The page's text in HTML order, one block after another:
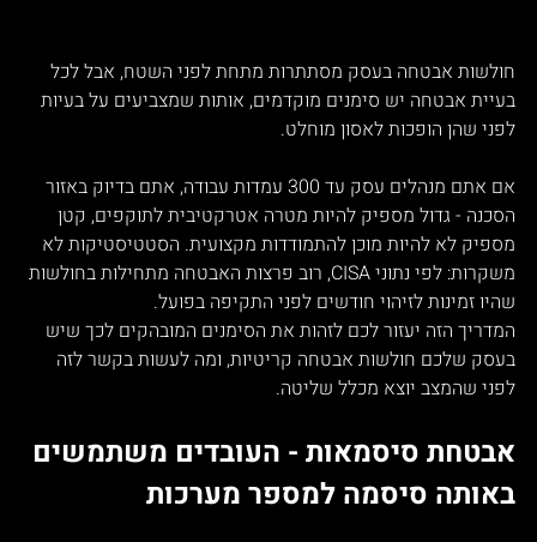
חולשות אבטחה בעסק מסתתרות מתחת לפני השטח, אבל לכל
בעיית אבטחה יש סימנים מוקדמים, אותות שמצביעים על בעיות
לפני שהן הופכות לאסון מוחלט.
אם אתם מנהלים עסק עד 300 עמדות עבודה, אתם בדיוק באזור
הסכנה - גדול מספיק להיות מטרה אטרקטיבית לתוקפים, קטן
מספיק לא להיות מוכן להתמודדות מקצועית. הסטטיסטיקות לא
משקרות: לפי נתוני CISA, רוב פרצות האבטחה מתחילות בחולשות
שהיו זמינות לזיהוי חודשים לפני התקיפה בפועל.
המדריך הזה יעזור לכם לזהות את הסימנים המובהקים לכך שיש
בעסק שלכם חולשות אבטחה קריטיות, ומה לעשות בקשר לזה
לפני שהמצב יוצא מכלל שליטה.
אבטחת סיסמאות - העובדים משתמשים
באותה סיסמה למספר מערכות